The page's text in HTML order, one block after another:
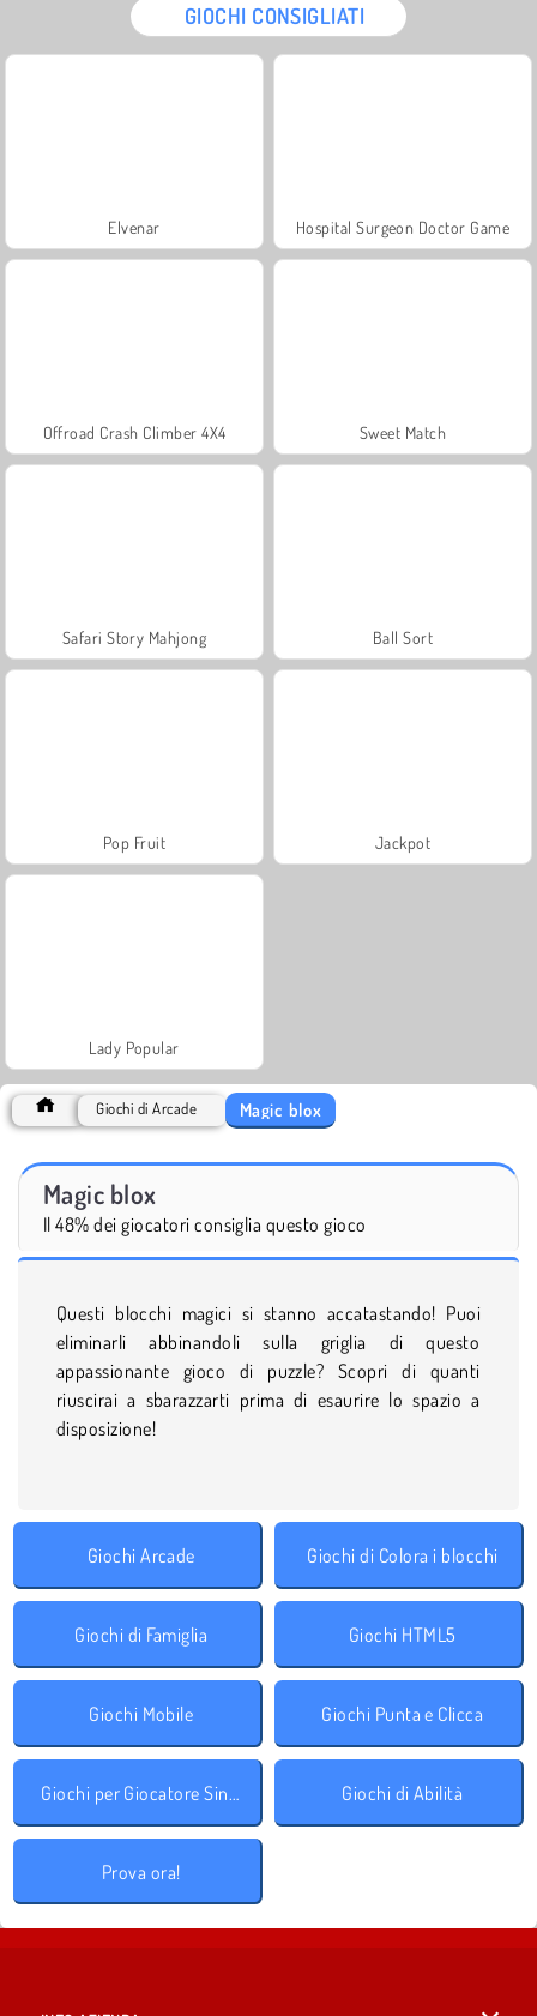
GIOCHI CONSIGLIATI
Elvenar Hospital Surgeon Doctor Game
Offroad Crash Climber 4X4 Sweet Match
Safari Story Mahjong Ball Sort
Pop Fruit Jackpot
Lady Popular
Giochi di Arcade Magic blox
Magic blox
Il 48% dei giocatori consiglia questo gioco
Questi blocchi magici si stanno accatastando! Puoi
eliminarli abbinandoli sulla griglia di questo
appassionante gioco di puzzle? Scopri di quanti
riuscirai a sbarazzarti prima di esaurire lo spazio a
disposizione!
Giochi Arcade Giochi di Colora i blocchi
Giochi di Famiglia Giochi HTML5
Giochi Mobile Giochi Punta e Clicca
Giochi per Giocatore Singolo Giochi di Abilità
Prova ora!